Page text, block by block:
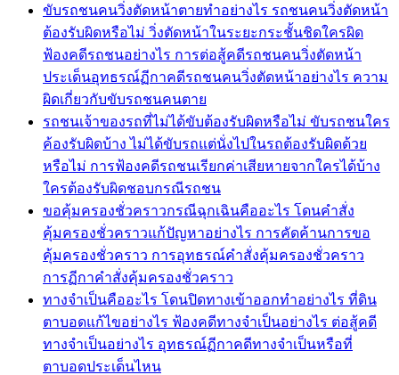
ขับรถชนคนวิ่งตัดหน้าตายทำอย่างไร รถชนคนวิ่งตัดหน้า
ต้องรับผิดหรือไม่ วิ่งตัดหน้าในระยะกระชั้นชิดใครผิด
ฟ้องคดีรถชนอย่างไร การต่อสู้คดีรถชนคนวิ่งตัดหน้า
ประเด็นอุทธรณ์ฏีกาคดีรถชนคนวิ่งตัดหน้าอย่างไร ความ
ผิดเกี่ยวกับขับรถชนคนตาย
รถชนเจ้าของรถที่ไม่ได้ขับต้องรับผิดหรือไม่ ขับรถชนใคร
ค้องรับผิดบ้าง ไม่ได้ขับรถแต่นั่งไปในรถต้องรับผิดด้วย
หรือไม่ การฟ้องคดีรถชนเรียกค่าเสียหายจากใครได้บ้าง
ใครต้องรับผิดชอบกรณีรถชน
ขอคุ้มครองชั่วคราวกรณีฉุกเฉินคืออะไร โดนคำสั่ง
คุ้มครองชั่วคราวแก้ปัญหาอย่างไร การคัดค้านการขอ
คุ้มครองชั่วคราว การอุทธรณ์คำสั่งคุ้มครองชั่วคราว
การฏีกาคำสั่งคุ้มครองชั่วคราว
ทางจำเป็นคืออะไร โดนปิดทางเข้าออกทำอย่างไร ที่ดิน
ตาบอดแก้ไขอย่างไร ฟ้องคดีทางจำเป็นอย่างไร ต่อสู้คดี
ทางจำเป็นอย่างไร อุทธรณ์ฏีกาคดีทางจำเป็นหรือที่
ตาบอดประเด็นไหน